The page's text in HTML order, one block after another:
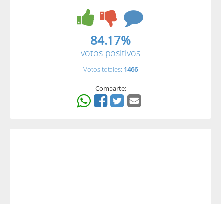
84.17%
votos positivos
Votos totales: 1466
Comparte: